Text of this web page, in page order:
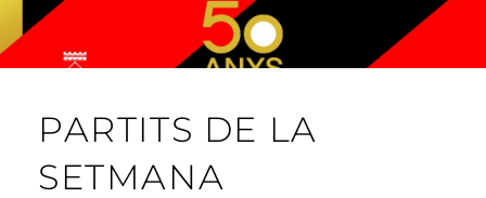
PARTITS DE LA
SETMANA